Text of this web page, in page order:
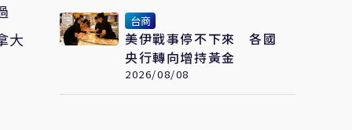
大
台商
美伊戰事停不下來 各國
央行轉向增持黃金
2026/08/08